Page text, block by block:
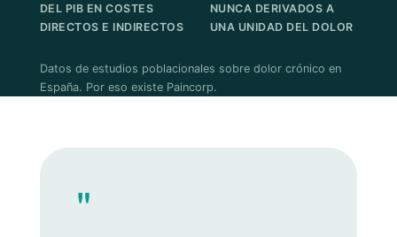
DEL PIB EN COSTES
DIRECTOS E INDIRECTOS
NUNCA DERIVADOS A
UNA UNIDAD DEL DOLOR
Datos de estudios poblacionales sobre dolor crónico en
España. Por eso existe Paincorp.
"